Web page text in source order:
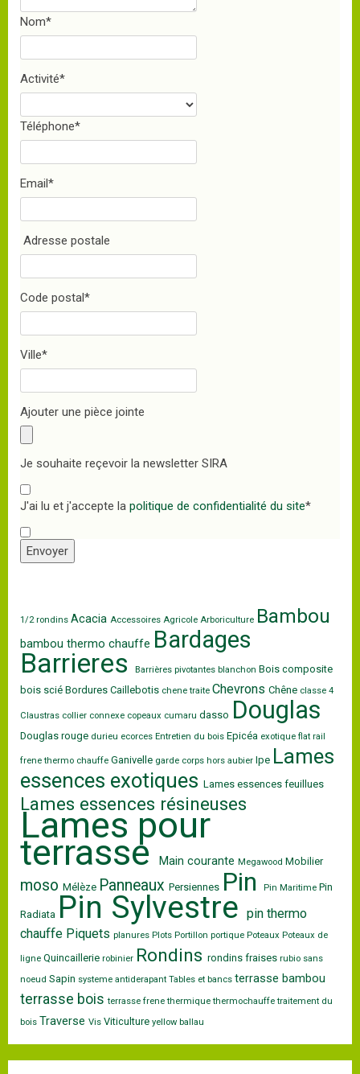
Nom*
Activité*
Téléphone*
Email*
Adresse postale
Code postal*
Ville*
Ajouter une pièce jointe
Je souhaite reçevoir la newsletter SIRA
J'ai lu et j'accepte la politique de confidentialité du site*
Envoyer
1/2 rondins Acacia Accessoires Agricole Arboriculture Bambou
bambou thermo chauffe Bardages
Barrieres Barrières pivotantes blanchon Bois composite
bois scié Bordures Caillebotis chene traite Chevrons Chêne classe 4
Claustras collier connexe copeaux cumaru dasso Douglas
Douglas rouge durieu ecorces Entretien du bois Epicéa exotique flat rail
frene thermo chauffe Ganivelle garde corps hors aubier Ipe Lames
essences exotiques Lames essences feuillues
Lames essences résineuses
Lames pour
terrasse Main courante Megawood Mobilier
moso Mélèze Panneaux Persiennes Pin Pin Maritime Pin
Radiata Pin Sylvestre pin thermo
chauffe Piquets planures Plots Portillon portique Poteaux Poteaux de
ligne Quincaillerie robinier Rondins rondins fraises rubio sans
noeud Sapin systeme antiderapant Tables et bancs terrasse bambou
terrasse boisterrasse frenethermiquethermochauffetraitement du
bois Traverse Vis Viticulture yellow ballau